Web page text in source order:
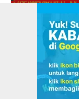
TENTANG
PEDOMAN MEDIA